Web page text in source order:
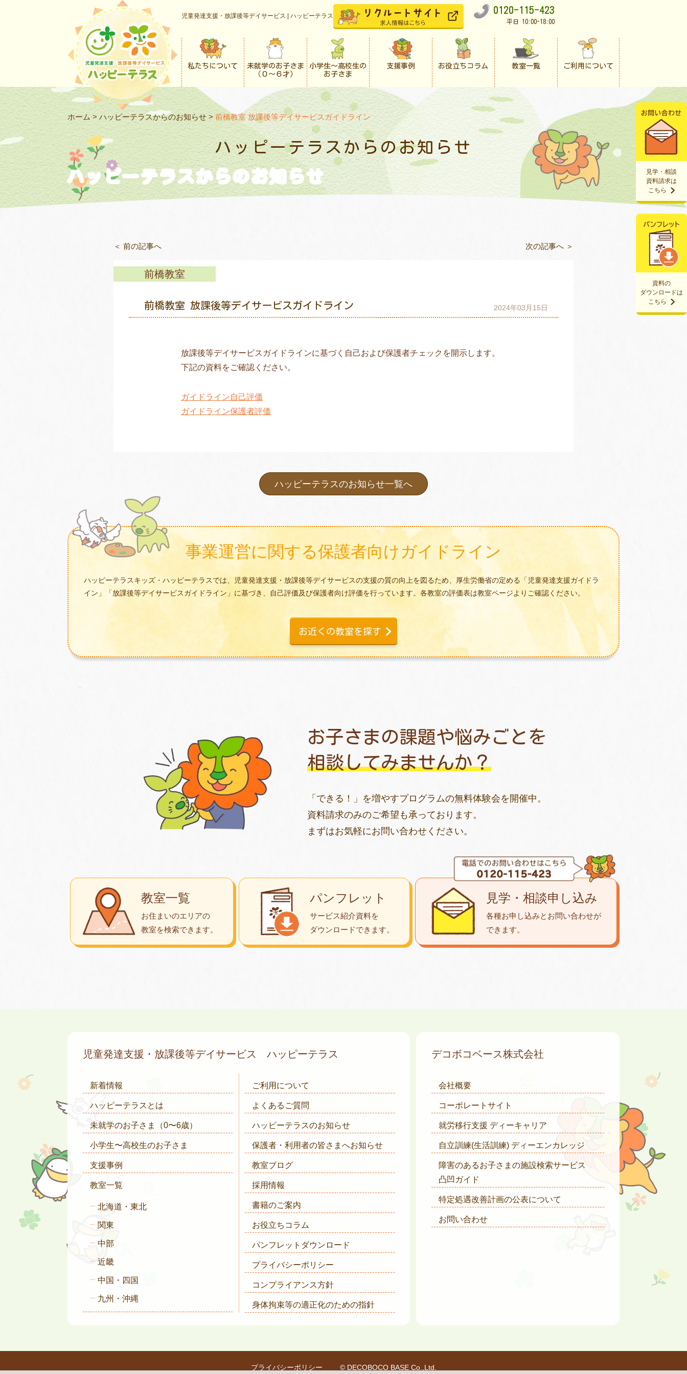
児童発達支援・放課後等デイサービス | ハッピーテラス
0120-115-423
平日 10:00-18:00
私たちについて
未就学のお子さま
（０〜６才）
小学生〜高校生の
お子さま
支援事例 お役立ちコラム 教室一覧 ご利用について
資料の
ダウンロードは
こちら
見学・相談
資料請求は
こちら
ホーム > ハッピーテラスからのお知らせ > 前橋教室 放課後等デイサービスガイドライン
ハッピーテラスからのお知らせ
ハッピーテラスからのお知らせ
＜ 前の記事へ 次の記事へ ＞
前橋教室
前橋教室 放課後等デイサービスガイドライン 2024年03月15日
放課後等デイサービスガイドラインに基づく自己および保護者チェックを開示します。
下記の資料をご確認ください。
ガイドライン自己評価
ガイドライン保護者評価
ハッピーテラスのお知らせ一覧へ
事業運営に関する保護者向けガイドライン
ハッピーテラスキッズ・ハッピーテラスでは、児童発達支援・放課後等デイサービスの支援の質の向上を図るため、厚生労働省の定める「児童発達支援ガイドラ
イン」「放課後等デイサービスガイドライン」に基づき、自己評価及び保護者向け評価を行っています。各教室の評価表は教室ページよりご確認ください。
お子さまの課題や悩みごとを
相談してみませんか？
「できる！」を増やすプログラムの無料体験会を開催中。
資料請求のみのご希望も承っております。
まずはお気軽にお問い合わせください。
教室一覧
お住まいのエリアの
教室を検索できます。
パンフレット
サービス紹介資料を
ダウンロードできます。
見学・相談申し込み
各種お申し込みとお問い合わせが
できます。
児童発達支援・放課後等デイサービス ハッピーテラス
新着情報
ハッピーテラスとは
未就学のお子さま （0〜6歳）
小学生〜高校生のお子さま
支援事例
教室一覧
北海道・東北
関東
中部
近畿
中国・四国
九州・沖縄
ご利用について
よくあるご質問
ハッピーテラスのお知らせ
保護者・利用者の皆さまへお知らせ
教室ブログ
採用情報
書籍のご案内
お役立ちコラム
パンフレットダウンロード
プライバシーポリシー
コンプライアンス方針
身体拘束等の適正化のための指針
デコボコベース株式会社
会社概要
コーポレートサイト
就労移行支援 ディーキャリア
自立訓練(生活訓練) ディーエンカレッジ
障害のあるお子さまの施設検索サービス
凸凹ガイド
特定処遇改善計画の公表について
お問い合わせ
プライバシーポリシー © DECOBOCO BASE Co.,Ltd.